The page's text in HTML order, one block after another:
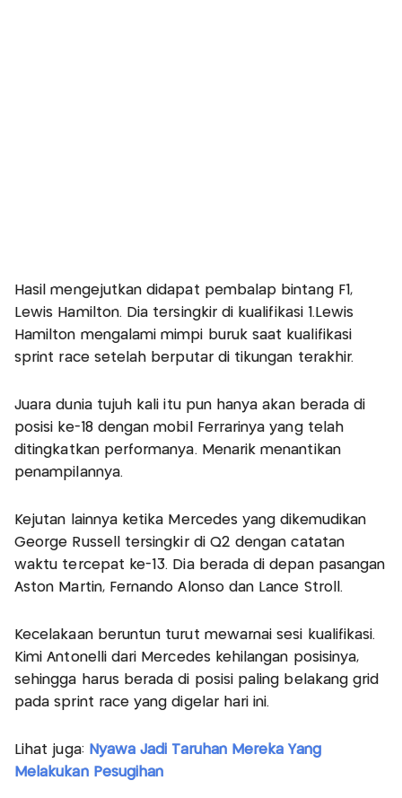
Hasil mengejutkan didapat pembalap bintang F1,
Lewis Hamilton. Dia tersingkir di kualifikasi 1.Lewis
Hamilton mengalami mimpi buruk saat kualifikasi
sprint race setelah berputar di tikungan terakhir.
Juara dunia tujuh kali itu pun hanya akan berada di
posisi ke-18 dengan mobil Ferrarinya yang telah
ditingkatkan performanya. Menarik menantikan
penampilannya.
Kejutan lainnya ketika Mercedes yang dikemudikan
George Russell tersingkir di Q2 dengan catatan
waktu tercepat ke-13. Dia berada di depan pasangan
Aston Martin, Fernando Alonso dan Lance Stroll.
Kecelakaan beruntun turut mewarnai sesi kualifikasi.
Kimi Antonelli dari Mercedes kehilangan posisinya,
sehingga harus berada di posisi paling belakang grid
pada sprint race yang digelar hari ini.
Lihat juga: Nyawa Jadi Taruhan Mereka Yang
Melakukan Pesugihan